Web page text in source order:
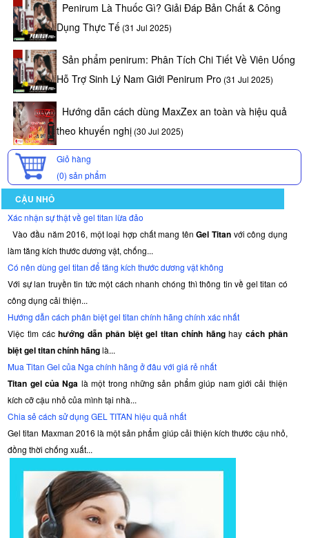
Penirum Là Thuốc Gì? Giải Đáp Bản Chất & Công
Dụng Thực Tế (31 Jul 2025)
Sản phẩm penirum: Phân Tích Chi Tiết Về Viên Uống
Hỗ Trợ Sinh Lý Nam Giới Penirum Pro (31 Jul 2025)
Hướng dẫn cách dùng MaxZex an toàn và hiệu quả
theo khuyến nghị (30 Jul 2025)
Giỏ hàng
(0) sản phẩm
CẬU NHỎ
Xác nhận sự thật về gel titan lừa đảo
Vào đầu năm 2016, một loại hợp chất mang tênGel Titanvới công dụng
làm tăng kích thước dương vật, chống...
Có nên dùng gel titan để tăng kích thước dương vật không
Với sự lan truyền tin tức một cách nhanh chóng thì thông tin về gel titan có
công dụng cải thiện...
Hướng dẫn cách phân biệt gel titan chính hãng chính xác nhất
Việc tìm cáchướng dẫn phân biệt gel titan chính hãnghay cách phân
biệt gel titan chính hãnglà...
Mua Titan Gel của Nga chính hãng ở đâu với giá rẻ nhất
Titan gel của Nga là một trong những sản phẩm giúp nam giới cải thiện
kích cỡ cậu nhỏ của mình tại nhà...
Chia sẻ cách sử dụng GEL TITAN hiệu quả nhất
Gel titan Maxman 2016 là một sản phẩm giúp cải thiện kích thước cậu nhỏ,
đồng thời chống xuất...